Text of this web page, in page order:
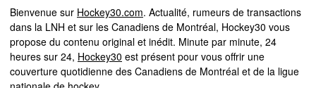
Bienvenue sur Hockey30.com. Actualité, rumeurs de transactions
dans la LNH et sur les Canadiens de Montréal, Hockey30 vous
propose du contenu original et inédit. Minute par minute, 24
heures sur 24, Hockey30 est présent pour vous offrir une
couverture quotidienne des Canadiens de Montréal et de la ligue